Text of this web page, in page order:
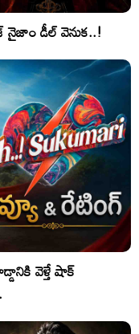
నైజాం డీల్ వెనుక..!
వెళ్తే షాక్